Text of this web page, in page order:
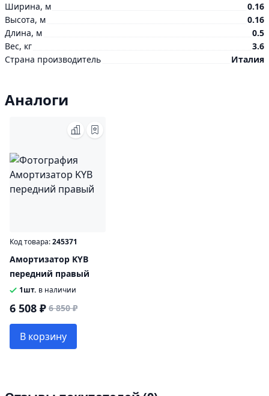
Ширина, м
0.16
Высота, м
0.16
Длина, м
0.5
Вес, кг
3.6
Страна производитель
Италия
Аналоги
Код товара:245371
Амортизатор KYB
передний правый
1шт. в наличии
6 508 ₽ 6 850 ₽
В корзину